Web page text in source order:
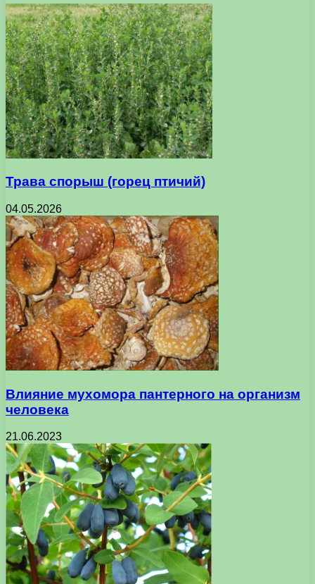
Трава спорыш (горец птичий)
04.05.2026
Влияние мухомора пантерного на организм
человека
21.06.2023